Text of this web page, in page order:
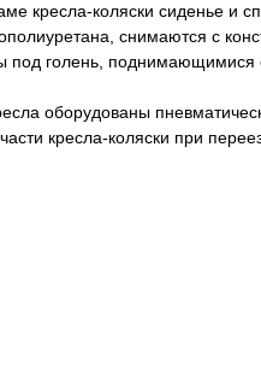
кресла-коляски сиденье и
снимаются с
под голень,
оборудованы
кресла-коляски при